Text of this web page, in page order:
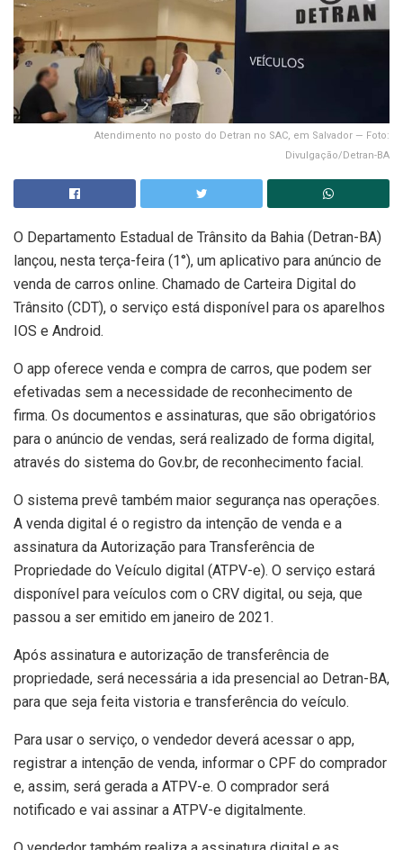
Atendimento no posto do Detran no SAC, em Salvador — Foto:
Divulgação/Detran-BA
O Departamento Estadual de Trânsito da Bahia (Detran-BA)
lançou, nesta terça-feira (1°), um aplicativo para anúncio de
venda de carros online. Chamado de Carteira Digital do
Trânsito (CDT), o serviço está disponível para os aparelhos
IOS e Android.
O app oferece venda e compra de carros, que podem ser
efetivadas sem a necessidade de reconhecimento de
firma. Os documentos e assinaturas, que são obrigatórios
para o anúncio de vendas, será realizado de forma digital,
através do sistema do Gov.br, de reconhecimento facial.
O sistema prevê também maior segurança nas operações.
A venda digital é o registro da intenção de venda e a
assinatura da Autorização para Transferência de
Propriedade do Veículo digital (ATPV-e). O serviço estará
disponível para veículos com o CRV digital, ou seja, que
passou a ser emitido em janeiro de 2021.
Após assinatura e autorização de transferência de
propriedade, será necessária a ida presencial ao Detran-BA,
para que seja feita vistoria e transferência do veículo.
Para usar o serviço, o vendedor deverá acessar o app,
registrar a intenção de venda, informar o CPF do comprador
e, assim, será gerada a ATPV-e. O comprador será
notificado e vai assinar a ATPV-e digitalmente.